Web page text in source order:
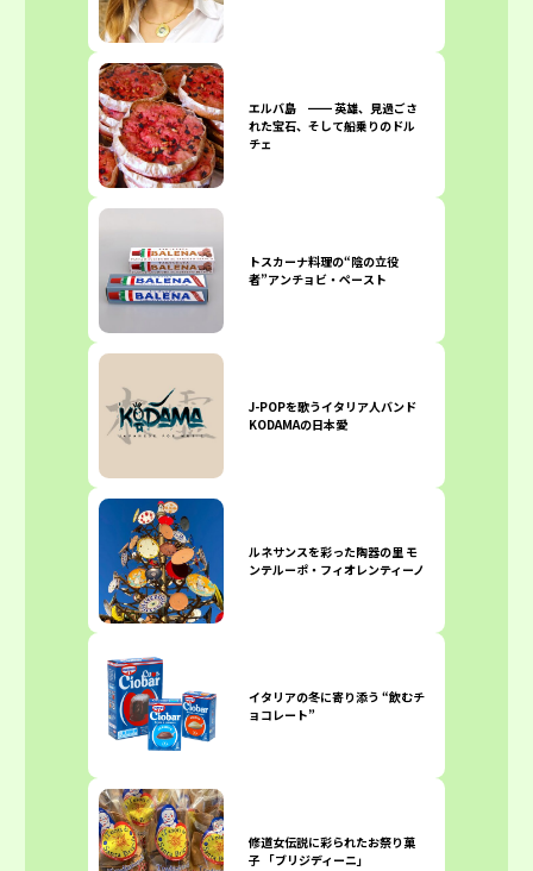
エルバ島 ━━ 英雄、見過ごさ
れた宝石、そして船乗りのドル
チェ
トスカーナ料理の“陰の立役
者”アンチョビ・ペースト
J-POPを歌うイタリア人バンド
KODAMAの日本愛
ルネサンスを彩った陶器の里 モ
ンテルーポ・フィオレンティーノ
イタリアの冬に寄り添う “飲むチ
ョコレート”
修道女伝説に彩られたお祭り菓
子 「ブリジディーニ」